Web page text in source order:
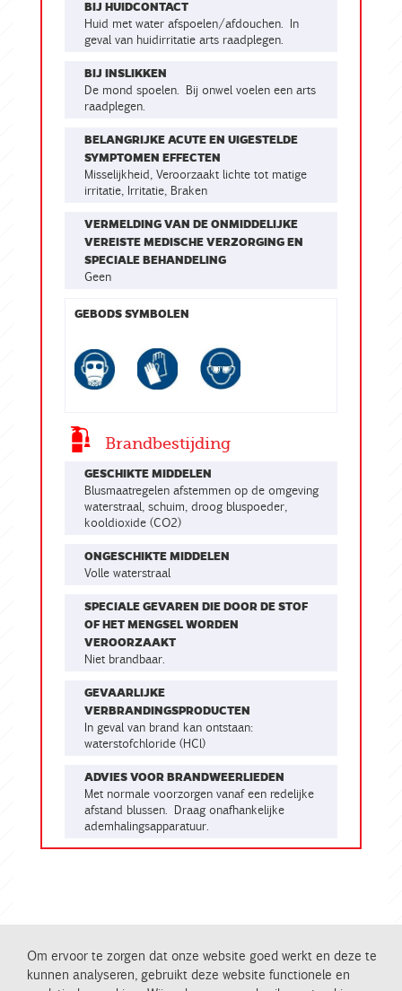
BIJ HUIDCONTACT
Huid met water afspoelen/afdouchen. In
geval van huidirritatie arts raadplegen.
BIJ INSLIKKEN
De mond spoelen. Bij onwel voelen een arts
raadplegen.
BELANGRIJKE ACUTE EN UIGESTELDE
SYMPTOMEN EFFECTEN
Misselijkheid, Veroorzaakt lichte tot matige
irritatie, Irritatie, Braken
VERMELDING VAN DE ONMIDDELIJKE
VEREISTE MEDISCHE VERZORGING EN
SPECIALE BEHANDELING
geen
GEBODS SYMBOLEN
Brandbestijding
GESCHIKTE MIDDELEN
Blusmaatregelen afstemmen op de omgeving
waterstraal, schuim, droog bluspoeder,
kooldioxide (CO2)
ONGESCHIKTE MIDDELEN
volle waterstraal
SPECIALE GEVAREN DIE DOOR DE STOF
OF HET MENGSEL WORDEN
VEROORZAAKT
Niet brandbaar.
GEVAARLIJKE
VERBRANDINGSPRODUCTEN
In geval van brand kan ontstaan:
waterstofchloride (HCl)
ADVIES VOOR BRANDWEERLIEDEN
Met normale voorzorgen vanaf een redelijke
afstand blussen. Draag onafhankelijke
ademhalingsapparatuur.
Om ervoor te zorgen dat onze website goed werkt en deze te
kunnen analyseren, gebruikt deze website functionele en